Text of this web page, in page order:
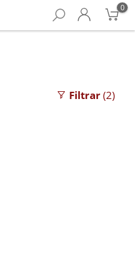
0
Filtrar(2)